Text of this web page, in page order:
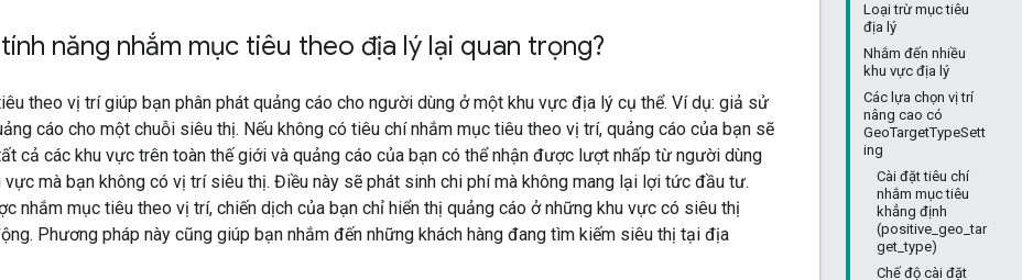
Loại trừ mục tiêu
địa lý
Nhắm đến nhiều
khu vực địa lý
Các lựa chọn vị trí
nâng cao có
GeoTargetTypeSett
ing
Cài đặt tiêu chí
nhắm mục tiêu
khẳng định
(positive_geo_tar
get_type)
Chế độ cài đặt
năng nhắm mục tiêu theo địa lý lại quan trọng?
theo vị trí giúp bạn phân phát quảng cáo cho người dùng ở một khu vực địa lý cụ thể. Ví dụ: giả sử
cáo cho một chuỗi siêu thị. Nếu không có tiêu chí nhắm mục tiêu theo vị trí, quảng cáo của bạn sẽ
cả các khu vực trên toàn thế giới và quảng cáo của bạn có thể nhận được lượt nhấp từ người dùng
vực mà bạn không có vị trí siêu thị. Điều này sẽ phát sinh chi phí mà không mang lại lợi tức đầu tư.
nhắm mục tiêu theo vị trí, chiến dịch của bạn chỉ hiển thị quảng cáo ở những khu vực có siêu thị
Phương pháp này cũng giúp bạn nhắm đến những khách hàng đang tìm kiếm siêu thị tại địa